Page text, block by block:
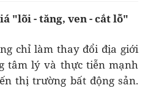
"lõi - tăng, ven - cắt lỗ"
chỉ làm thay đổi địa giới
tâm lý và thực tiễn mạnh
thị trường bất động sản.